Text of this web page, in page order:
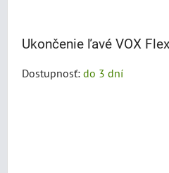
Ukončenie ľavé VOX
Dostupnosť: do 3 dní